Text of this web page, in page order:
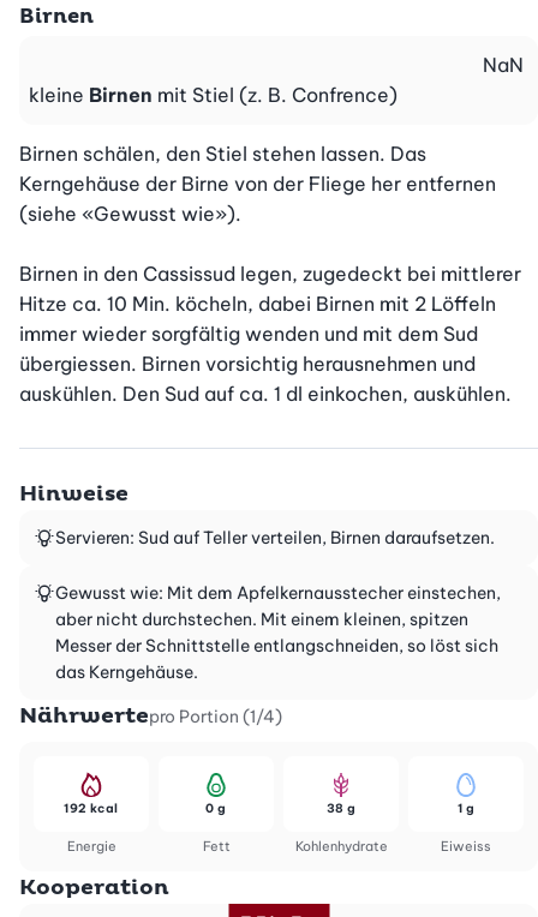
Birnen
kleine Birnen mit Stiel (z. B. Confrence)
NaN
Birnen schälen, den Stiel stehen lassen. Das
Kerngehäuse der Birne von der Fliege her entfernen
(siehe «Gewusst wie»).
Birnen in den Cassissud legen, zugedeckt bei mittlerer
Hitze ca. 10 Min. köcheln, dabei Birnen mit 2 Löffeln
immer wieder sorgfältig wenden und mit dem Sud
übergiessen. Birnen vorsichtig herausnehmen und
auskühlen. Den Sud auf ca. 1 dl einkochen, auskühlen.
Hinweise
Servieren: Sud auf Teller verteilen, Birnen daraufsetzen.
Gewusst wie: Mit dem Apfelkernausstecher einstechen,
aber nicht durchstechen. Mit einem kleinen, spitzen
Messer der Schnittstelle entlangschneiden, so löst sich
das Kerngehäuse.
Nährwertepro Portion (1/4)
Energie
192 kcal
Fett
0 g
Kohlenhydrate
38 g
Eiweiss
1 g
Kooperation